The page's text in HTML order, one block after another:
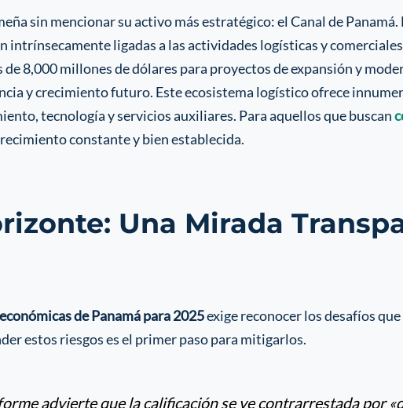
sin mencionar su activo más estratégico: el Canal de
intrínsecamente ligadas a las actividades logísticas y
8,000 millones de dólares para proyectos de expansión y
y crecimiento futuro. Este ecosistema logístico ofrece
tecnología y servicios auxiliares. Para aquellos que buscan
constante y bien establecida.
Una Mirada
de Panamá para 2025exige reconocer los desafíos
estos riesgos es el primer paso para mitigarlos.
advierte que la calificación se ve contrarrestada por